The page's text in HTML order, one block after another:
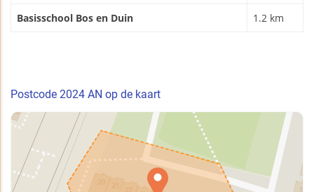
Basisschool Bos en Duin 1.2 km
Postcode 2024 AN op de kaart